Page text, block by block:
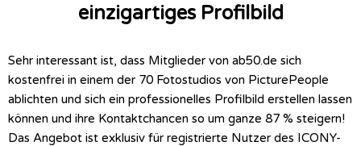
einzigartiges Profilbild
Sehr interessant ist, dass Mitglieder von ab50.de sich
kostenfrei in einem der 70 Fotostudios von PicturePeople
ablichten und sich ein professionelles Profilbild erstellen lassen
können und ihre Kontaktchancen so um ganze 87 % steigern!
Das Angebot ist exklusiv für registrierte Nutzer des ICONY-